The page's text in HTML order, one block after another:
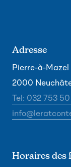
Adresse
Pierre-à-Mazel
2000
Tel: 032 753
Horaires des